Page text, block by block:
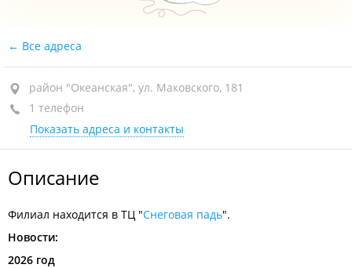
Все адреса
район "Океанская", ул. Маковского, 181
1 телефон
Показать адреса и контакты
Описание
Филиал находится в ТЦ "Снеговая падь".
Новости:
2026 год